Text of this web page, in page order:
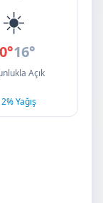
☀️
16°
Açık
2% Yağış